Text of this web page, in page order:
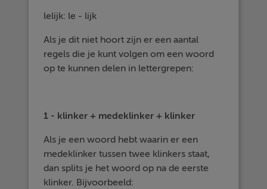
lelijk: le - lijk
Als je dit niet hoort zijn er een aantal
regels die je kunt volgen om een woord
op te kunnen delen in lettergrepen:
1 - klinker + medeklinker + klinker
Als je een woord hebt waarin er een
medeklinker tussen twee klinkers staat,
dan splits je het woord op na de eerste
klinker. Bijvoorbeeld: